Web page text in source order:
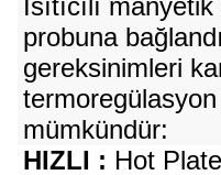
Isıtıcılı
probuna
gereksinimleri
mümkündür:
HIZLI : Hot